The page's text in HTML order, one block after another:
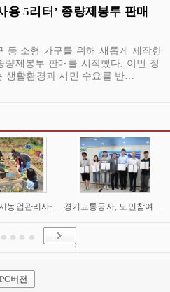
용 5리터’ 종량제봉투 판매
등 소형 가구를 위해 새롭게 제작한
량제봉투 판매를 시작했다. 이번 정
생활환경과 시민 수요를 반…
고양시, 도시농업관리사·치유농업사 ‘온동네 초등돌봄 강사’로 육성 경기교통공사, 도민참여단 '지티어스' 출범…참여형 교통정책 강화
PC버전